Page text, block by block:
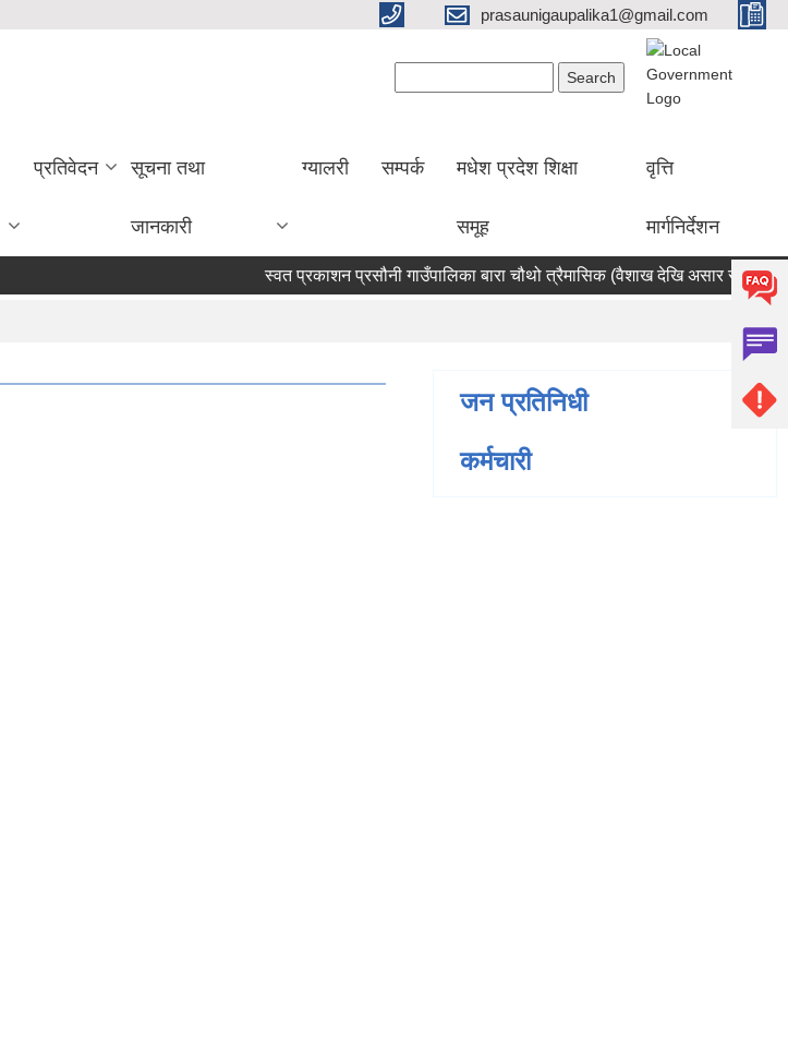
prasaunigaupalika1@gmail.com
प्रतिवेदन सूचना तथा
जानकारी
ग्यालरी सम्पर्क मधेश प्रदेश शिक्षा
समूह
वृत्ति
मार्गनिर्देशन
स्वत प्रकाशन प्रसौनी गाउँपालिका बारा चौथो त्रैमासिक (वैशाख देखि असार सम्म)
जन प्रतिनिधी
कर्मचारी